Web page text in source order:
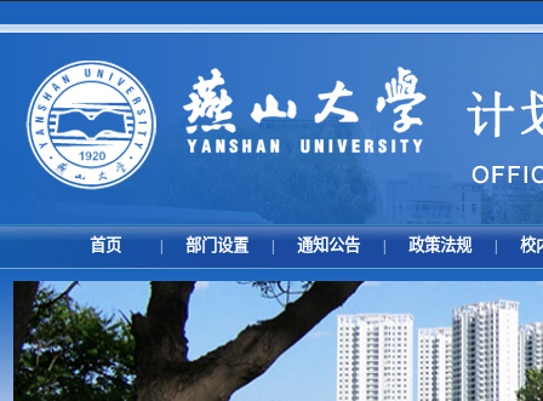
首页 部门设置 通知公告 政策法规 校